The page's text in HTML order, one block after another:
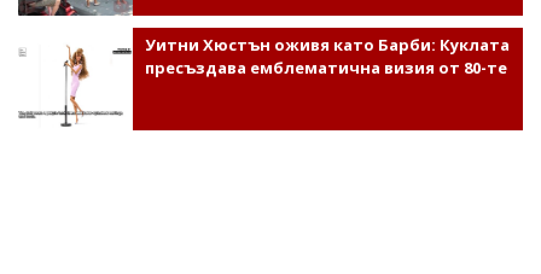
Уитни Хюстън оживя като Барби: Куклата
пресъздава емблематична визия от 80-те